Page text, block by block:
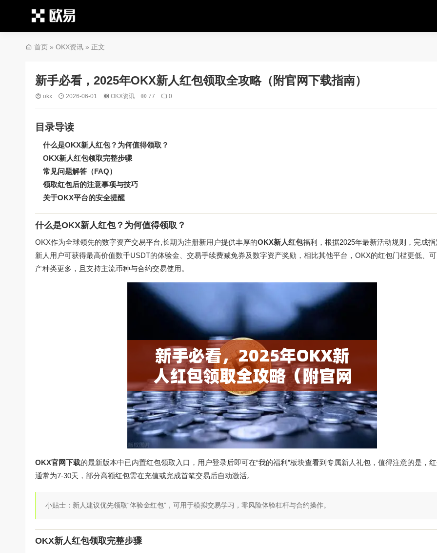
首页 » OKX资讯 » 正文
新手必看，2025年OKX新人红包领取全攻略（附官网下载指南）
okx 2026-06-01 OKX资讯 77 0
目录导读
什么是OKX新人红包？为何值得领取？
OKX新人红包领取完整步骤
常见问题解答（FAQ）
领取红包后的注意事项与技巧
关于OKX平台的安全提醒
什么是OKX新人红包？为何值得领取？
OKX作为全球领先的数字资产交易平台,长期为注册新用户提供丰厚的OKX新人红包福利，根据2025年最新活动规则，完成
新人用户可获得最高价值数千USDT的体验金、交易手续费减免券及数字资产奖励，相比其他平台，OKX的红包门槛更低、
产种类更多，且支持主流币种与合约交易使用。
OKX官网下载的最新版本中已内置红包领取入口，用户登录后即可在“我的福利”板块查看到专属新人礼包，值得注意的是，
通常为7-30天，部分高额红包需在充值或完成首笔交易后自动激活。
小贴士：新人建议优先领取“体验金红包”，可用于模拟交易学习，零风险体验杠杆与合约操作。
OKX新人红包领取完整步骤